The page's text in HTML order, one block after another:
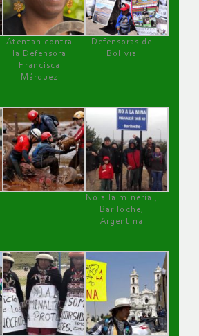
Atentan contra
la Defensora
Francisca
Márquez
Defensoras de
Bolivia
No a la minería ,
Bariloche,
Argentina